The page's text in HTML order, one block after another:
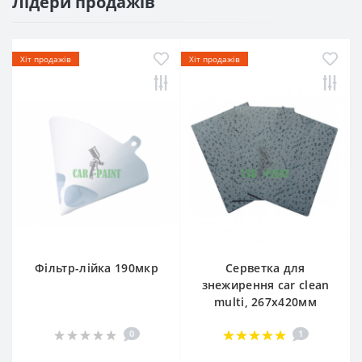
Хіт продажів
Фільтр-лійка 190мкр
0
Хіт продажів
Серветка для
знежирення car clean
multi, 267х420мм
1